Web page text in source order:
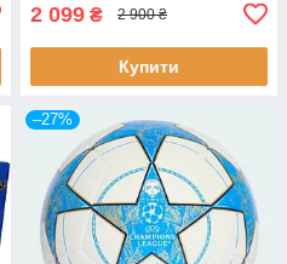
2 099 ₴ 2 900 ₴
Купити
–27%